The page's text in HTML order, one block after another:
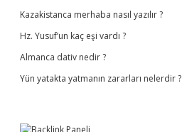
Kazakistanca merhaba nasıl yazılır ?
Hz. Yusuf’un kaç eşi vardı ?
Almanca dativ nedir ?
Yün yatakta yatmanın zararları nelerdir ?